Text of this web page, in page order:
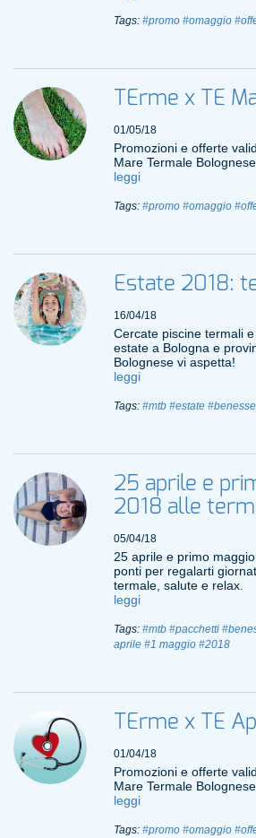
Tags: #promo #omaggio
TErme x TE
01/05/18
Promozioni e offerte
Mare Termale Bolognese.
leggi
Tags: #promo #omaggio
Estate 2018:
16/04/18
Cercate piscine termali
estate a Bologna e
Bolognese vi aspetta!
leggi
Tags: #mtb #estate
25 aprile e
2018 alle
05/04/18
25 aprile e primo
ponti per regalarti
termale, salute e relax.
leggi
Tags: #mtb #pacchetti
aprile #1 maggio #2018
TErme x TE
01/04/18
Promozioni e offerte
Mare Termale Bolognese.
leggi
Tags: #promo #omaggio